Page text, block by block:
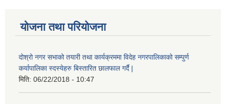
योजना तथा परियोजना
दोश्रो नगर सभाको तयारी तथा कार्यक्रममा विदेह नगरपालिकाको सम्पुर्ण
कर्यापालिका स्दस्येहरु बिस्तारित छालफाल गर्दै |
मिति: 06/22/2018 - 10:47